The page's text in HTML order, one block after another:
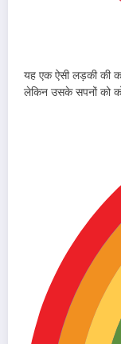
यह एक ऐसी लड़की की
लेकिन उसके सपनों को